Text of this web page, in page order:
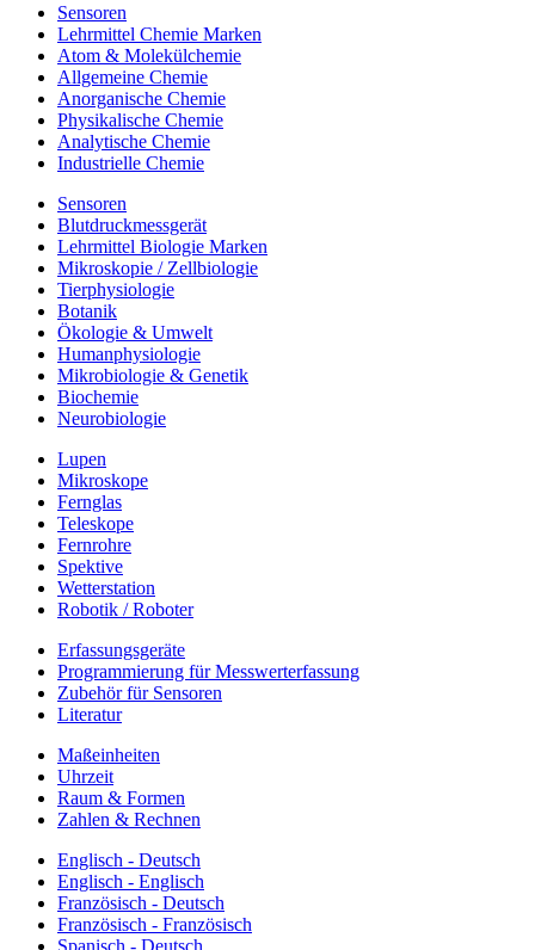
Sensoren
Lehrmittel Chemie Marken
Atom & Molekülchemie
Allgemeine Chemie
Anorganische Chemie
Physikalische Chemie
Analytische Chemie
Industrielle Chemie
Sensoren
Blutdruckmessgerät
Lehrmittel Biologie Marken
Mikroskopie / Zellbiologie
Tierphysiologie
Botanik
Ökologie & Umwelt
Humanphysiologie
Mikrobiologie & Genetik
Biochemie
Neurobiologie
Lupen
Mikroskope
Fernglas
Teleskope
Fernrohre
Spektive
Wetterstation
Robotik / Roboter
Erfassungsgeräte
Programmierung für Messwerterfassung
Zubehör für Sensoren
Literatur
Maßeinheiten
Uhrzeit
Raum & Formen
Zahlen & Rechnen
Englisch - Deutsch
Englisch - Englisch
Französisch - Deutsch
Französisch - Französisch
Spanisch - Deutsch